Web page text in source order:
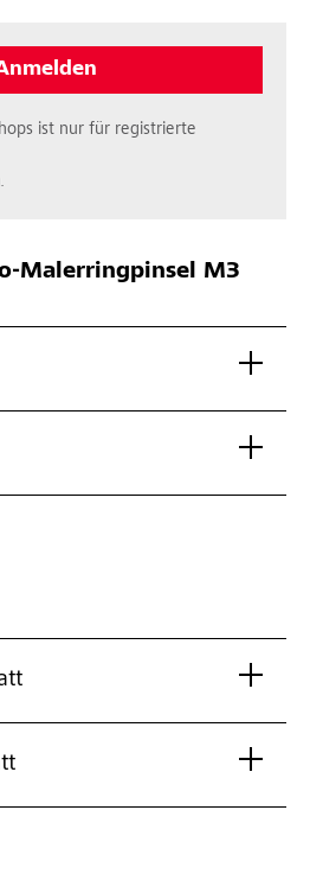
ist nur für registrierte
Malerringpinsel M3